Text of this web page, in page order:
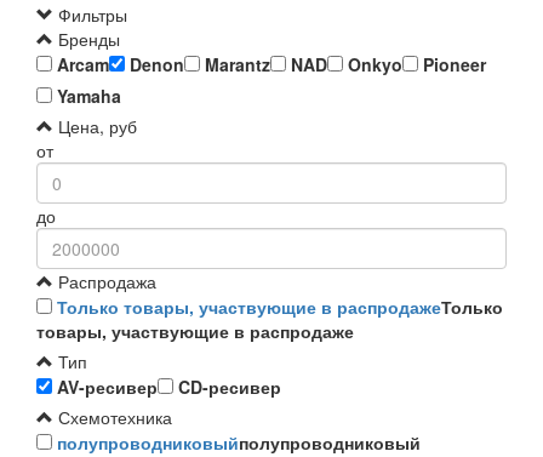
Фильтры
Бренды
Arcam
Denon Marantz NAD Onkyo
Pioneer
Yamaha
Цена, руб
от
до
Распродажа
Только товары, участвующие в распродажеТолько
товары, участвующие в распродаже
Тип
AV-ресивер
CD-ресивер
Схемотехника
полупроводниковыйполупроводниковый